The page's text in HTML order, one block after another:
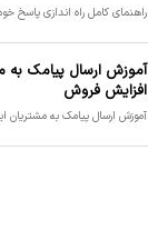
راهنمای کامل راه اندازی پاسخ
آموزش ارسال پیامک به
افزایش فروش
آموزش ارسال پیامک به مشتریان